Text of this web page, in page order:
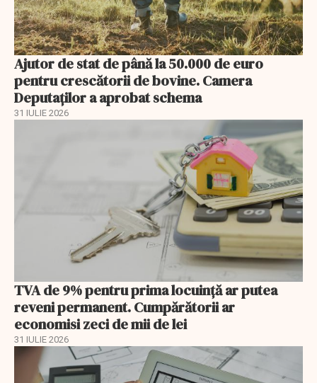
Ajutor de stat de până la 50.000 de euro
pentru crescătorii de bovine. Camera
Deputaților a aprobat schema
31 IULIE 2026
TVA de 9% pentru prima locuință ar putea
reveni permanent. Cumpărătorii ar
economisi zeci de mii de lei
31 IULIE 2026